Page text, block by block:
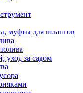
муфты для шлангов
уход за садом